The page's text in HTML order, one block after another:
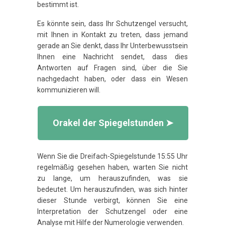
bestimmt ist.
Es könnte sein, dass Ihr Schutzengel versucht,
mit Ihnen in Kontakt zu treten, dass jemand
gerade an Sie denkt, dass Ihr Unterbewusstsein
Ihnen eine Nachricht sendet, dass dies
Antworten auf Fragen sind, über die Sie
nachgedacht haben, oder dass ein Wesen
kommunizieren will.
Orakel der Spiegelstunden ➤
Wenn Sie die Dreifach-Spiegelstunde 15:55 Uhr
regelmäßig gesehen haben, warten Sie nicht
zu lange, um herauszufinden, was sie
bedeutet. Um herauszufinden, was sich hinter
dieser Stunde verbirgt, können Sie eine
Interpretation der Schutzengel oder eine
Analyse mit Hilfe der Numerologie verwenden.